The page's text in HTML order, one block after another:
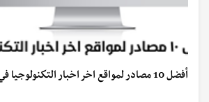
أفضل 10 مصادر لمواقع اخر اخبار التكنولوجيا في العالم - ترندزعرب